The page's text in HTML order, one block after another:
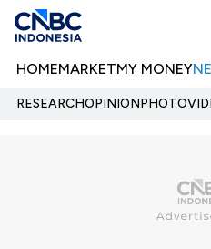
HOMEMARKETMY MONEY
RESEARCHOPINIONPHOTO